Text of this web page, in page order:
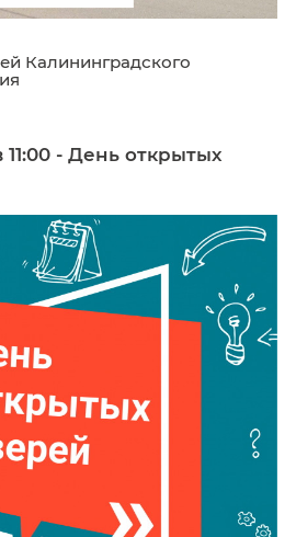
Калининградского
11:00 состоится День
для абитуриентов и